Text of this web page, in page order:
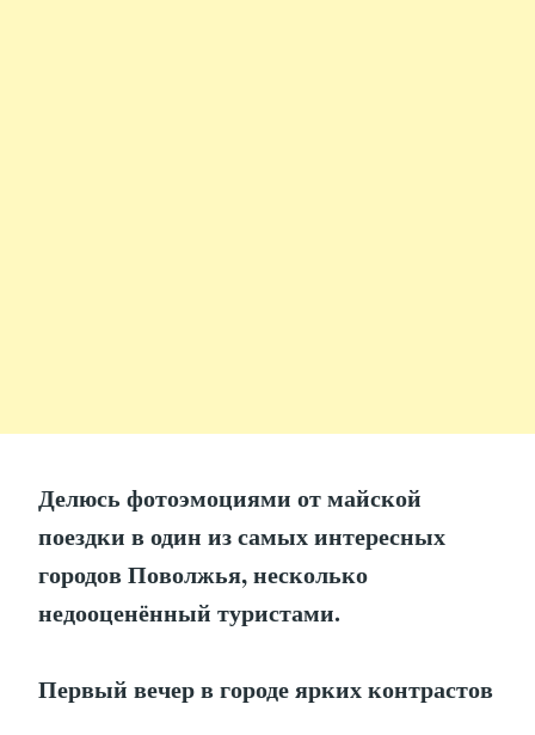
Делюсь фотоэмоциями от майской
поездки в один из самых интересных
городов Поволжья, несколько
недооценённый туристами.
Первый вечер в городе ярких контрастов